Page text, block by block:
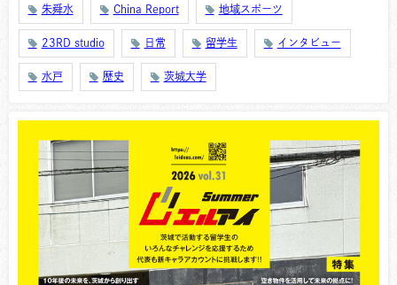
朱舜水 China Report 地域スポーツ
23RD studio 日常 留学生 インタビュー
水戸 歴史 茨城大学